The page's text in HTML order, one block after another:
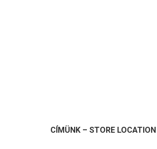
CÍMÜNK – STORE LOCATION